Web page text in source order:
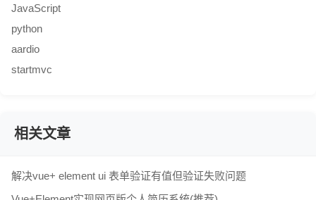
JavaScript
python
aardio
startmvc
相关文章
解决vue+ element ui 表单验证有值但验证失败问题